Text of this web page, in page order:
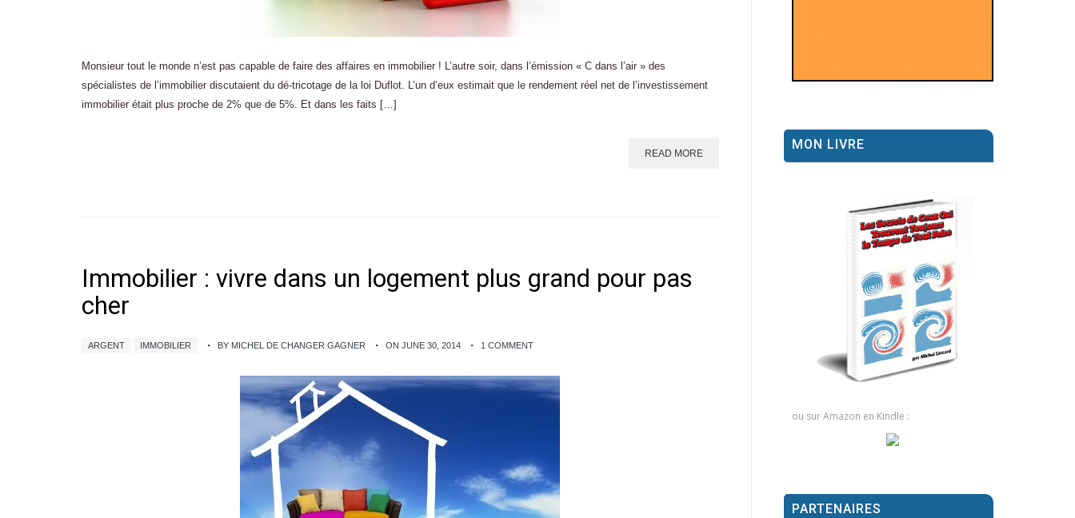
Monsieur tout le monde n’est pas capable de faire des affaires en immobilier ! L’autre soir, dans l’émission « C dans l’air » des
spécialistes de l’immobilier discutaient du dé-tricotage de la loi Duflot. L’un d’eux estimait que le rendement réel net de l’investissement
immobilier était plus proche de 2% que de 5%. Et dans les faits […]
READ MORE
Immobilier : vivre dans un logement plus grand pour pas
cher
ARGENT IMMOBILIER BY MICHEL DE CHANGER GAGNER ON JUNE 30, 2014 1 COMMENT
MON LIVRE
ou sur Amazon en Kindle :
PARTENAIRES